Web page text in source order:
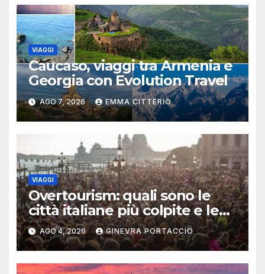
VIAGGI
Caucaso, viaggi tra Armenia e
Georgia con Evolution Travel
AGO 7, 2026 EMMA CITTERIO
VIAGGI
Overtourism: quali sono le
città italiane più colpite e le
alternative da scegliere
AGO 4, 2026 GINEVRA PORTACCIO